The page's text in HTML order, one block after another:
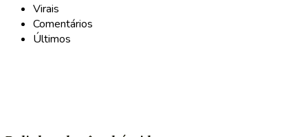
Virais
Comentários
Últimos